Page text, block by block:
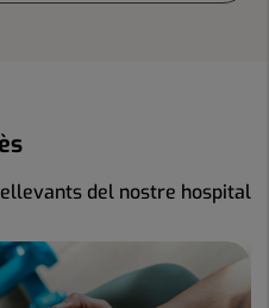
del nostre hospital